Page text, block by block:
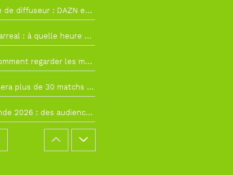
La Liga change de diffuseur : DAZN et Disney+ remplacent beIN Sports !
RC Lens – Villarreal : à quelle heure et sur quelle chaîne voir la finale de la Como Cup ?
Como Cup : comment regarder les matchs du RC Lens en direct ?
Ligue 1+ diffusera plus de 30 matchs amicaux avant la reprise de la Ligue 1
Coupe du monde 2026 : des audiences record, mais M6 devrait perdre très gros !